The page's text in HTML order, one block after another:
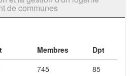
de communes
Membres
Dpt
745 85